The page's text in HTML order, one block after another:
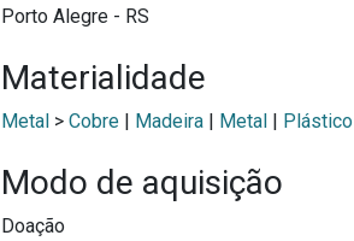
Porto Alegre - RS
Materialidade
Metal > Cobre | Madeira | Metal | Plástico
Modo de aquisição
Doação